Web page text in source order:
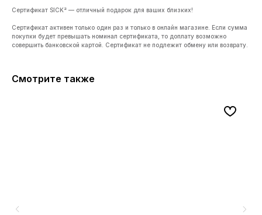
Сертификат SICK² — отличный подарок для ваших близких!
Сертификат активен только один раз и только в онлайн магазине. Если сумма
покупки будет превышать номинал сертификата, то доплату возможно
совершить банковской картой. Сертификат не подлежит обмену или возврату.
Смотрите также